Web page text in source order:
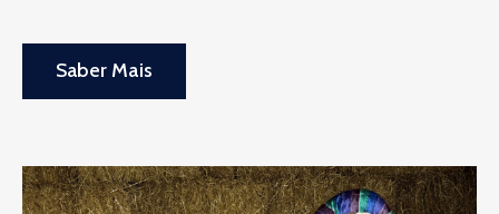
Saber Mais